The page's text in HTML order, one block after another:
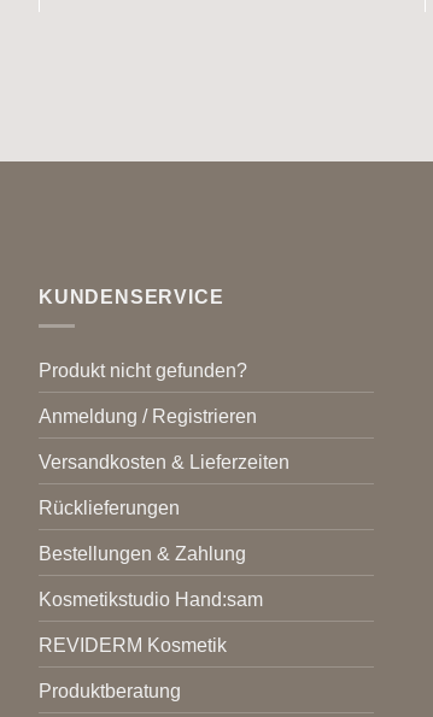
KUNDENSERVICE
Produkt nicht gefunden?
Anmeldung / Registrieren
Versandkosten & Lieferzeiten
Rücklieferungen
Bestellungen & Zahlung
Kosmetikstudio Hand:sam
REVIDERM Kosmetik
Produktberatung